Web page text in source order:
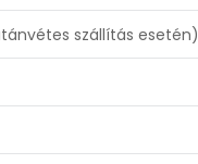
szállítás esetén)